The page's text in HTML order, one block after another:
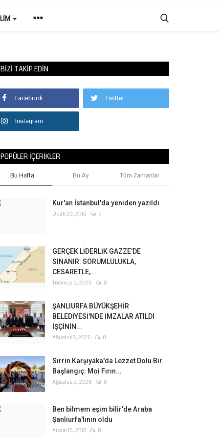
BIZI TAKIP EDIN
Facebook Twitter
Instagram
POPÜLER İÇERIKLER
Bu Hafta Bu Ay Tüm Zamanlar
Kur'an İstanbul'da yeniden yazıldı
Ocak 29, 2010 0
GERÇEK LİDERLİK GAZZE’DE
SINANIR: SORUMLULUKLA,
CESARETLE,...
Temmuz 3, 2025 0
ŞANLIURFA BÜYÜKŞEHİR
BELEDİYESİ'NDE İMZALAR ATILDI
İŞÇİNİN...
Ağustos 7, 2026 0
Sırrın Karşıyaka'da Lezzet Dolu Bir
Başlangıç: Moi Fırın...
Ağustos 3, 2026 0
Ben bilmem eşim bilir'de Araba
Şanlıurfa'lının oldu
Aralık 15, 2012 0